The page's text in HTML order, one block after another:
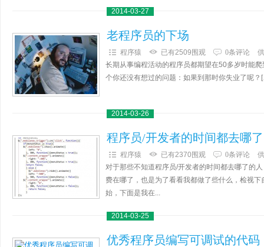
2014-03-27
老程序员的下场
程序猿 已有2509围观 0条评论
长期从事编程活动的程序员都期望在50多岁时能
个你还没有想过的问题：如果到那时你失业了呢
2014-03-26
程序员/开发者的时间都去哪
程序猿 已有2370围观 0条评论
对于那些不知道程序员/开发者的时间都去哪了的
费在哪了，也是为了看看我都做了些什么，检视
始，下面是我在...
2014-03-25
优秀程序员编写可调试的代码